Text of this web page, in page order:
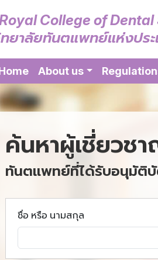
College of
ยาลัยทันตแพทย์แห่งประ
About us
ค้นหาผู้เชี่ยวช
ทันตแพทย์ที่ได้รับอนุมัติ
ชื่อ หรือ นามสกุล